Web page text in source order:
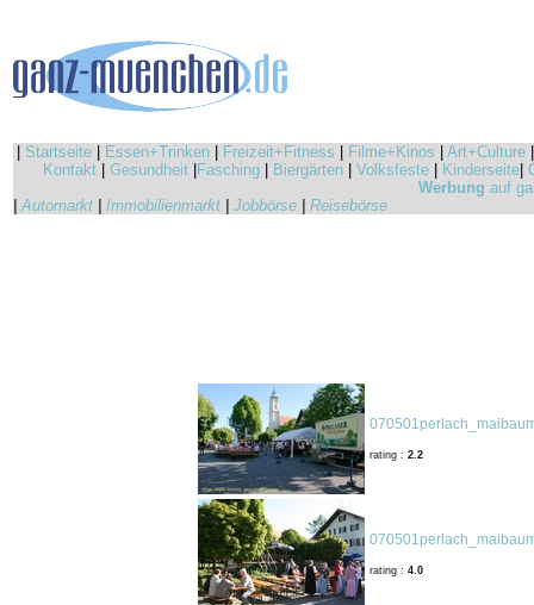
Startseite Essen+Trinken Freizeit+Fitness Filme+Kinos Art+Culture
Kontakt
Gesundheit Fasching Biergärten Volksfeste Kinderseite
Werbung auf
|Automarkt Immobilienmarkt Jobbörse Reisebörse
rating : 2.2
rating : 4.0